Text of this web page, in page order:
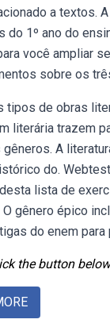
a textos.
1º ano do
você ampliar
sobre os
de obras
literária trazem
A
do.
lista de
gênero épico
do enem para
the button